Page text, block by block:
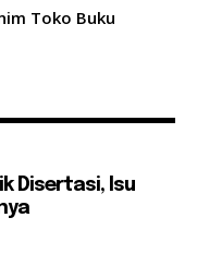
Toko Buku
Disertasi, Isu